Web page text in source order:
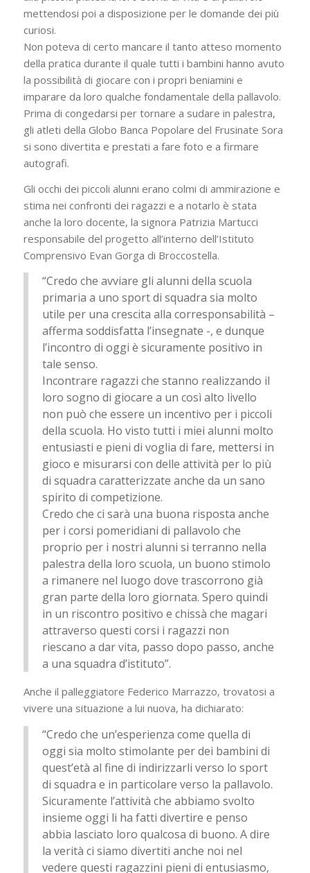
mettendosi poi a disposizione per le domande dei più
curiosi.
Non poteva di certo mancare il tanto atteso momento
della pratica durante il quale tutti i bambini hanno avuto
la possibilità di giocare con i propri beniamini e
imparare da loro qualche fondamentale della pallavolo.
Prima di congedarsi per tornare a sudare in palestra,
gli atleti della Globo Banca Popolare del Frusinate Sora
si sono divertita e prestati a fare foto e a firmare
autografi.
Gli occhi dei piccoli alunni erano colmi di ammirazione e
stima nei confronti dei ragazzi e a notarlo è stata
anche la loro docente, la signora Patrizia Martucci
responsabile del progetto all’interno dell’Istituto
Comprensivo Evan Gorga di Broccostella.
“Credo che avviare gli alunni della scuola
primaria a uno sport di squadra sia molto
utile per una crescita alla corresponsabilità –
afferma soddisfatta l’insegnate -, e dunque
l’incontro di oggi è sicuramente positivo in
tale senso.
Incontrare ragazzi che stanno realizzando il
loro sogno di giocare a un così alto livello
non può che essere un incentivo per i piccoli
della scuola. Ho visto tutti i miei alunni molto
entusiasti e pieni di voglia di fare, mettersi in
gioco e misurarsi con delle attività per lo più
di squadra caratterizzate anche da un sano
spirito di competizione.
Credo che ci sarà una buona risposta anche
per i corsi pomeridiani di pallavolo che
proprio per i nostri alunni si terranno nella
palestra della loro scuola, un buono stimolo
a rimanere nel luogo dove trascorrono già
gran parte della loro giornata. Spero quindi
in un riscontro positivo e chissà che magari
attraverso questi corsi i ragazzi non
riescano a dar vita, passo dopo passo, anche
a una squadra d’istituto”.
Anche il palleggiatore Federico Marrazzo, trovatosi a
vivere una situazione a lui nuova, ha dichiarato:
“Credo che un’esperienza come quella di
oggi sia molto stimolante per dei bambini di
quest’età al fine di indirizzarli verso lo sport
di squadra e in particolare verso la pallavolo.
Sicuramente l’attività che abbiamo svolto
insieme oggi li ha fatti divertire e penso
abbia lasciato loro qualcosa di buono. A dire
la verità ci siamo divertiti anche noi nel
vedere questi ragazzini pieni di entusiasmo,